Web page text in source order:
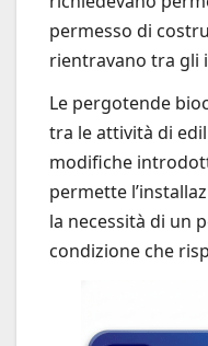
permesso di
rientravano tra gli
Le pergotende
tra le attività di
modifiche
permette
la necessità di un
condizione che